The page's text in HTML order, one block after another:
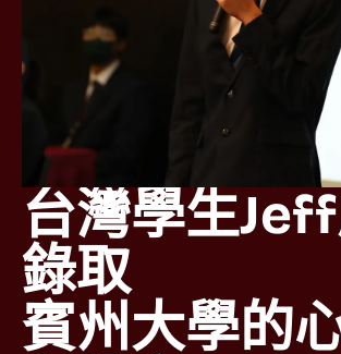
台灣學生
錄取
賓州大學的